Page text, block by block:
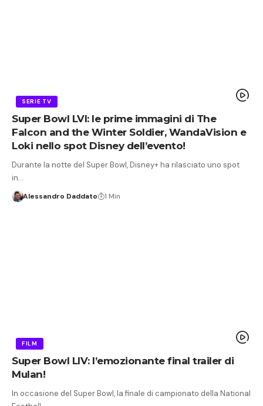
SERIE TV
Super Bowl LVI: le prime immagini di The
Falcon and the Winter Soldier, WandaVision e
Loki nello spot Disney dell’evento!
Durante la notte del Super Bowl, Disney+ ha rilasciato uno spot
in…
Alessandro Daddato 1 Min
FILM
Super Bowl LIV: l’emozionante final trailer di
Mulan!
In occasione del Super Bowl, la finale di campionato della National